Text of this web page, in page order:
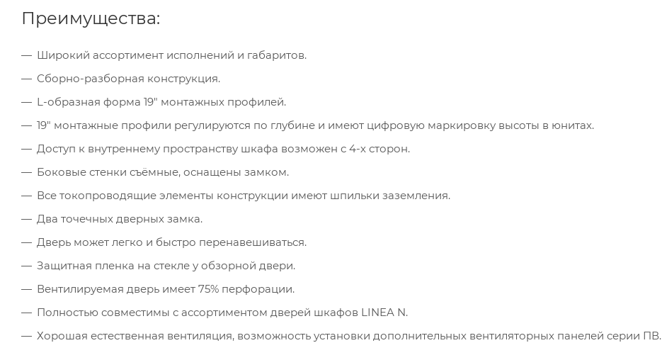
Преимущества:
Широкий ассортимент исполнений и габаритов.
Сборно-разборная конструкция.
L-образная форма 19" монтажных профилей.
19" монтажные профили регулируются по глубине и имеют цифровую маркировку высоты в юнитах.
Доступ к внутреннему пространству шкафа возможен с 4-х сторон.
Боковые стенки съёмные, оснащены замком.
Все токопроводящие элементы конструкции имеют шпильки заземления.
Два точечных дверных замка.
Дверь может легко и быстро перенавешиваться.
Защитная пленка на стекле у обзорной двери.
Вентилируемая дверь имеет 75% перфорации.
Полностью совместимы с ассортиментом дверей шкафов LINEA N.
Хорошая естественная вентиляция, возможность установки дополнительных вентиляторных панелей серии ПВ.